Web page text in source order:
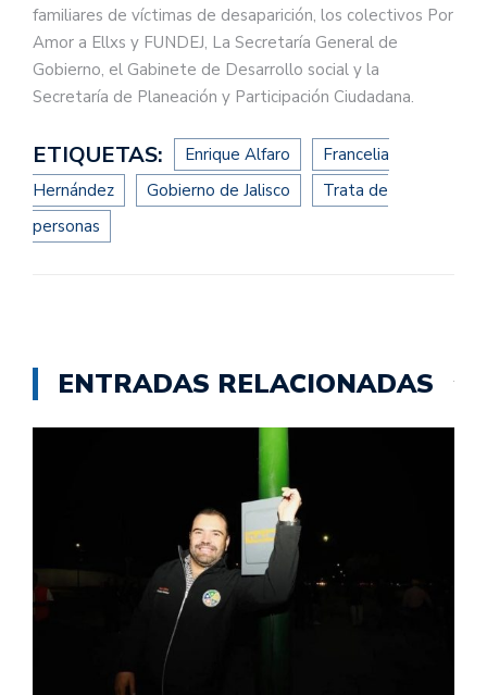
familiares de víctimas de desaparición, los colectivos Por
Amor a Ellxs y FUNDEJ, La Secretaría General de
Gobierno, el Gabinete de Desarrollo social y la
Secretaría de Planeación y Participación Ciudadana.
ETIQUETAS: Enrique Alfaro
Francelia
Hernández
Gobierno de Jalisco
Trata de
personas
ENTRADAS RELACIONADAS